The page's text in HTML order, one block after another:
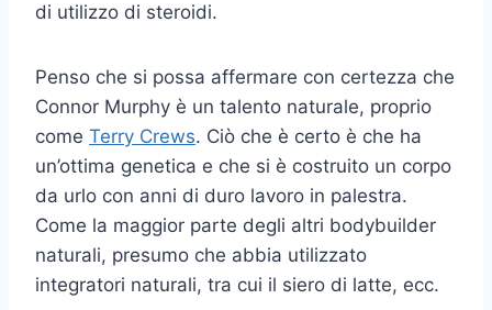
di utilizzo di steroidi.
Penso che si possa affermare con certezza che
Connor Murphy è un talento naturale, proprio
come Terry Crews. Ciò che è certo è che ha
un’ottima genetica e che si è costruito un corpo
da urlo con anni di duro lavoro in palestra.
Come la maggior parte degli altri bodybuilder
naturali, presumo che abbia utilizzato
integratori naturali, tra cui il siero di latte, ecc.